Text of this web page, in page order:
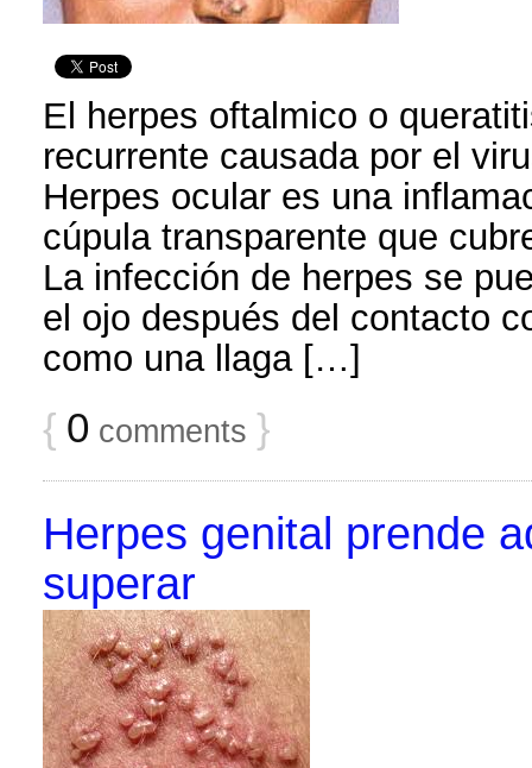
El herpes oftalmico o
recurrente causada por el
Herpes ocular es una
cúpula transparente que
La infección de herpes se
el ojo después del contacto
como una llaga […]
{ 0 comments }
Herpes genital prende
superar